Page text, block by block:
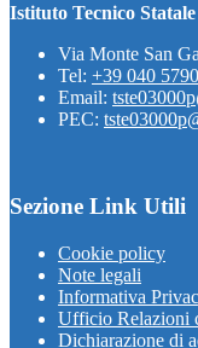
Istituto Tecnico
Via Monte San
Tel: +39 040
Email:
PEC:
Sezione Link Utili
Cookie policy
Note legali
Informativa
Ufficio Relazioni
Dichiarazione di